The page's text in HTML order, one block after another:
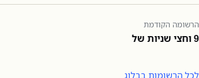
הרשומה הקודמת
9 וחצי שניות של
לכל הרשומות בבלוג